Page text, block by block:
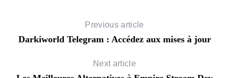
Previous article
Darkiworld Telegram : Accédez aux mises à jour
Next article